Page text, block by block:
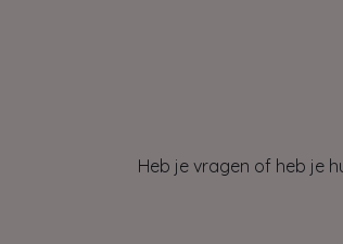
Heb je vragen of heb je